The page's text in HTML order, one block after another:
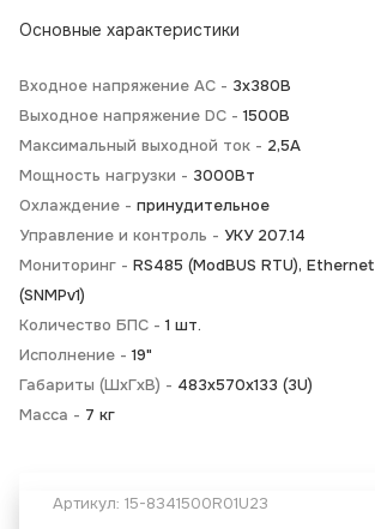
Основные характеристики
Входное напряжение AC - 3х380В
Выходное напряжение DC - 1500В
Максимальный выходной ток - 2,5А
Мощность нагрузки - 3000Вт
Охлаждение - принудительное
Управление и контроль - УКУ 207.14
Мониторинг - RS485 (ModBUS RTU), Ethernet
(SNMPv1)
Количество БПС - 1 шт.
Исполнение - 19"
Габариты (ШхГхВ) - 483x570x133 (3U)
Масса - 7 кг
Артикул: 15-8341500R01U23